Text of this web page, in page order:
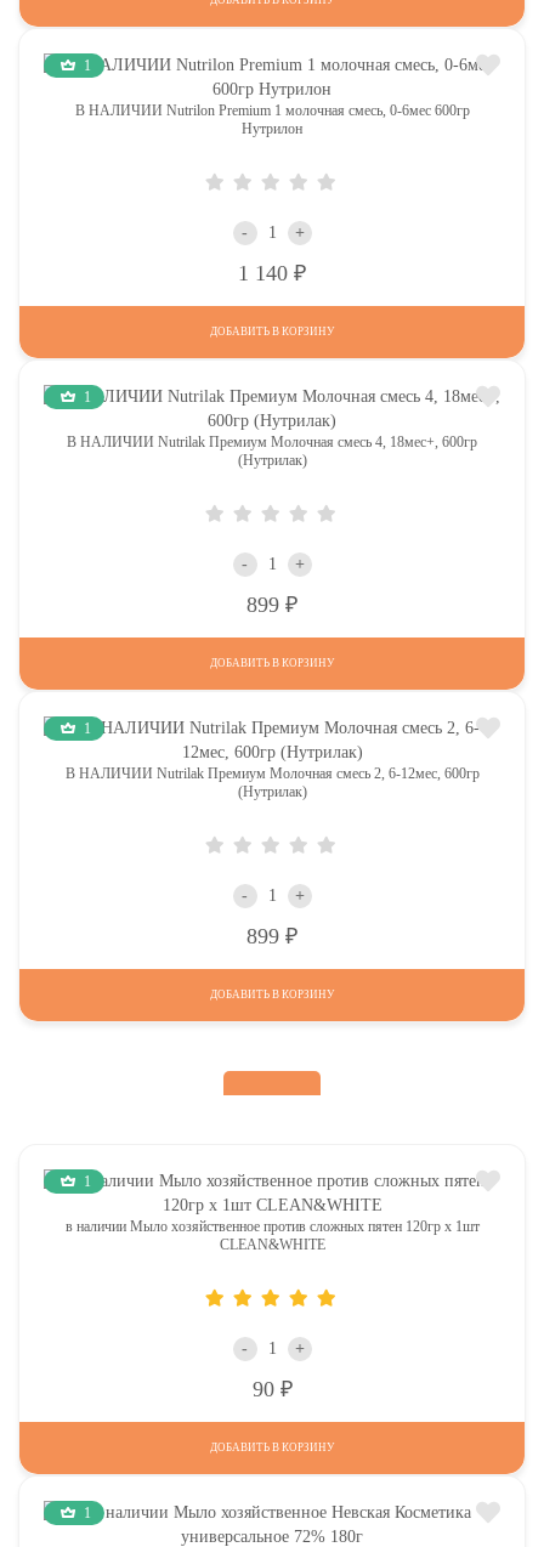
1
В НАЛИЧИИ Nutrilon Premium 1 молочная смесь, 0-6мес 600гр
Нутрилон
- +
1 140
ДОБАВИТЬ В КОРЗИНУ
1
В НАЛИЧИИ Nutrilak Премиум Молочная смесь 4, 18мес+, 600гр
(Нутрилак)
- +
899
ДОБАВИТЬ В КОРЗИНУ
1
В НАЛИЧИИ Nutrilak Премиум Молочная смесь 2, 6-12мес, 600гр
(Нутрилак)
- +
899
ДОБАВИТЬ В КОРЗИНУ
1
в наличии Мыло хозяйственное против сложных пятен 120гр х 1шт
CLEAN&WHITE
- +
90
ДОБАВИТЬ В КОРЗИНУ
1